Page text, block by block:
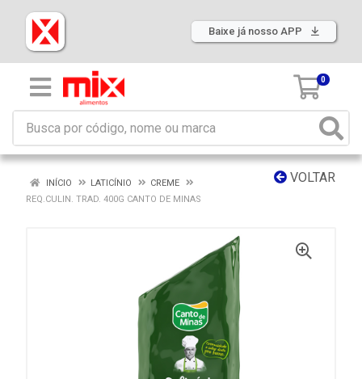
Baixe já nosso APP
0
VOLTAR
INÍCIO LATICÍNIO
CREME
REQ.CULIN. TRAD. 400G CANTO DE MINAS